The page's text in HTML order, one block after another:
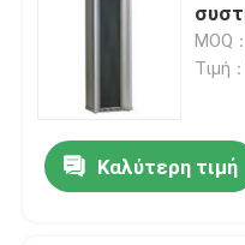
MOQ
Τιμή
Καλύτερη τιμή